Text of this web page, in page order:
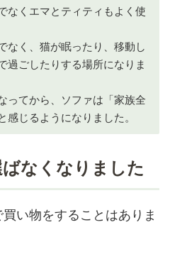
なくエマとティティもよく使
なく、猫が眠ったり、移動し
過ごしたりする場所になりま
ってから、ソファは「家族全
感じるようになりました。
なくなりました
い物をすることはありま